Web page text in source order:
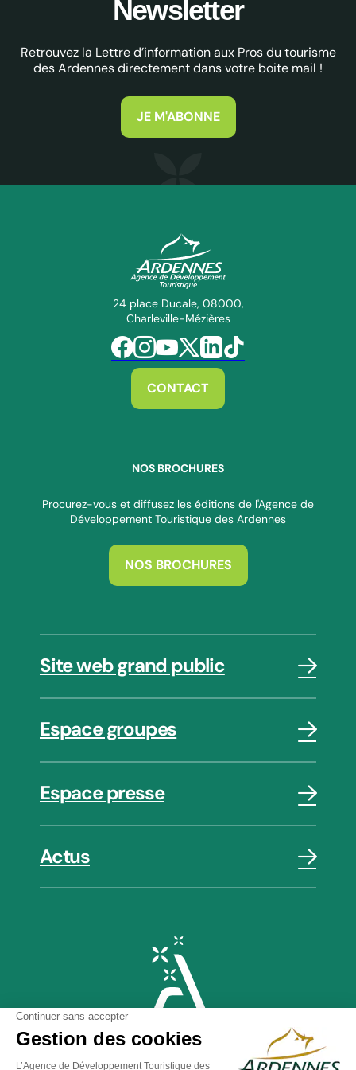
Newsletter
Retrouvez la Lettre d’information aux Pros du tourisme
des Ardennes directement dans votre boite mail !
JE M'ABONNE
ADT des Ardennes Pro
24 place Ducale, 08000,
Charleville-Mézières
Suivez-nous sur Facebook
Suivez-nous sur Instagram
Suivez-nous sur Youtube
Suivez-nous sur Twitter
Suivez-nous sur Linkedin
Suivez-nous sur Tiktok
CONTACT
NOS BROCHURES
Procurez-vous et diffusez les éditions de l'Agence de
Développement Touristique des Ardennes
NOS BROCHURES
Site web grand public
Espace groupes
Espace presse
Actus